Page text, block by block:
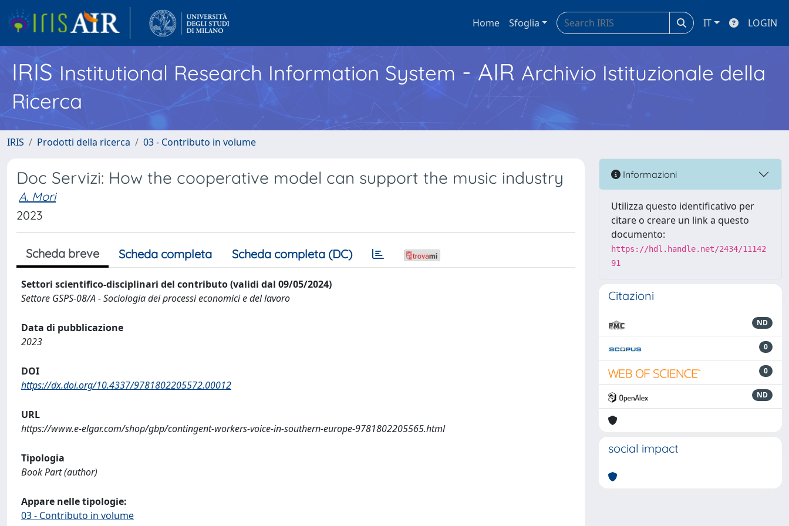
Home Sfoglia IT LOGIN
IRISInstitutional Research Information System - AIR Archivio Istituzionale della
Ricerca
IRIS Prodotti della ricerca 03 - Contributo in volume
Doc Servizi: How the cooperative model can support the music industry
A. Mori
2023
Scheda breve Scheda completa Scheda completa (DC)
Settori scientifico-disciplinari del contributo (validi dal 09/05/2024)
Settore GSPS-08/A - Sociologia dei processi economici e del lavoro
Data di pubblicazione
2023
DOI
https://dx.doi.org/10.4337/9781802205572.00012
URL
https://www.e-elgar.com/shop/gbp/contingent-workers-voice-in-southern-europe-9781802205565.html
Tipologia
Book Part (author)
Appare nelle tipologie:
03 - Contributo in volume
Informazioni
Utilizza questo identificativo per
citare o creare un link a questo
documento:
https://hdl.handle.net/2434/11142
91
Citazioni
ND
0
0
ND
social impact